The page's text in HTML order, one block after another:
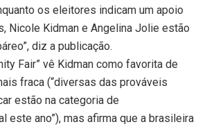
os eleitores indicam um apoio
Nicole Kidman e Angelina Jolie estão
diz a publicação.
Fair” vê Kidman como favorita de
fraca (“diversas das prováveis
estão na categoria de
este ano”), mas afirma que a brasileira